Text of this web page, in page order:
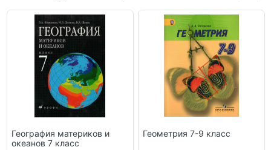
География материков и
океанов 7 класс
Геометрия 7-9 класс